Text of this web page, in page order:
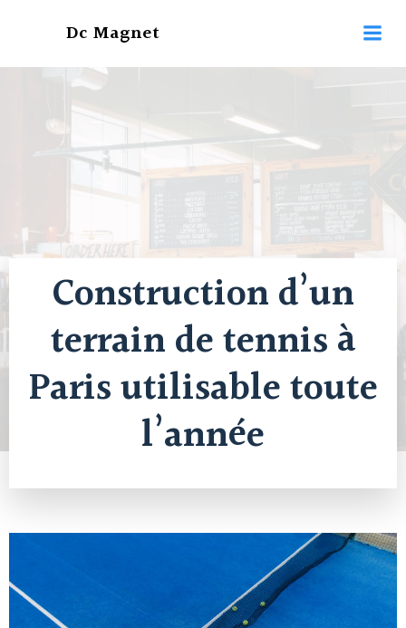
Dc Magnet
Construction d’un
terrain de tennis à
Paris utilisable toute
l’année